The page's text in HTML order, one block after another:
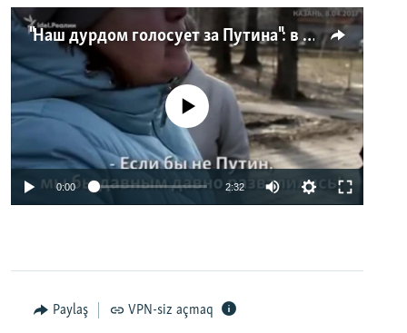
"Наш дурдом голосует за Путина": в Казани прошел арт-пикет "Открытой России"
No media source currently available
0:00 2:32
Paylaş VPN-siz açmaq